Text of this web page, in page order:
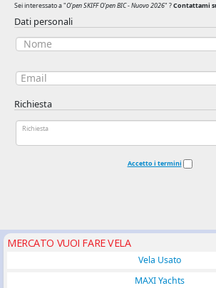
Sei interessato a "O'pen SKIFF O'pen BIC - Nuovo 2026" ?Contattami
Dati personali
Richiesta
Accetto i termini
MERCATO VUOI FARE VELA
Vela Usato
MAXI Yachts